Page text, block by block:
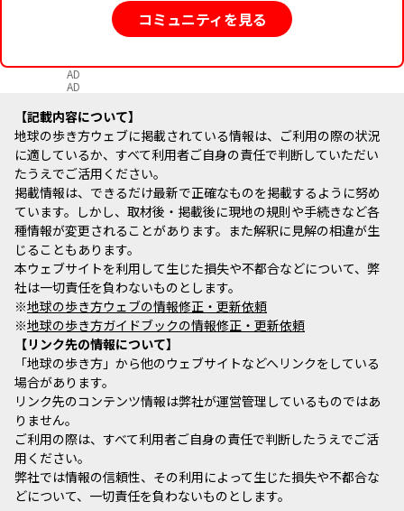
コミュニティを見る
AD
AD
記載内容について
地球の歩き方ウェブに掲載されている情報は、ご利用の際の状況
に適しているか、すべて利用者ご自身の責任で判断していただい
たうえでご活用ください。
掲載情報は、できるだけ最新で正確なものを掲載するように努め
ています。しかし、取材後・掲載後に現地の規則や手続きなど各
種情報が変更されることがあります。また解釈に見解の相違が生
じることもあります。
本ウェブサイトを利用して生じた損失や不都合などについて、弊
社は一切責任を負わないものとします。
※地球の歩き方ウェブの情報修正・更新依頼
※地球の歩き方ガイドブックの情報修正・更新依頼
リンク先の情報について
「地球の歩き方」から他のウェブサイトなどへリンクをしている
場合があります。
リンク先のコンテンツ情報は弊社が運営管理しているものではあ
りません。
ご利用の際は、すべて利用者ご自身の責任で判断したうえでご活
用ください。
弊社では情報の信頼性、その利用によって生じた損失や不都合な
どについて、一切責任を負わないものとします。